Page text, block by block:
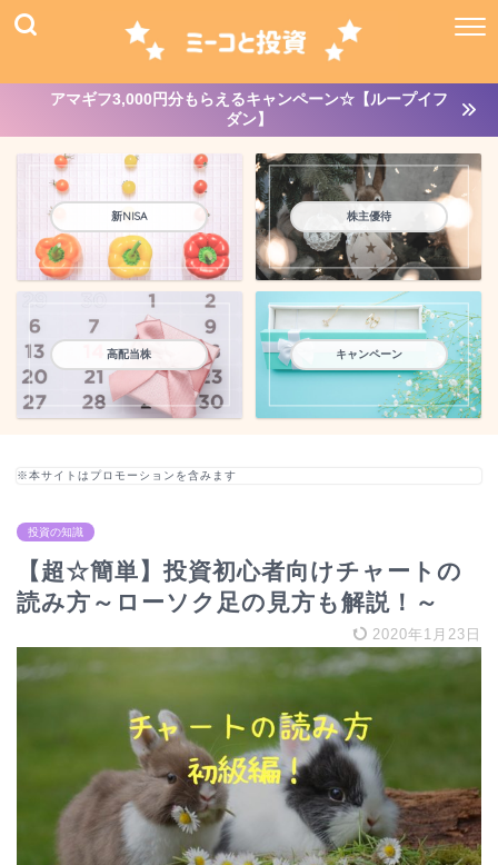
アマギフ3,000円分もらえるキャンペーン☆【ループイフ
ダン】
新NISA 株主優待
高配当株 キャンペーン
※本サイトはプロモーションを含みます
投資の知識
【超☆簡単】投資初心者向けチャートの
読み方～ローソク足の見方も解説！～
2020年1月23日